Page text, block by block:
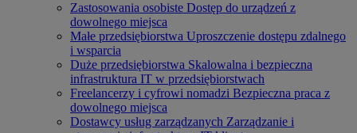
Zastosowania osobiste Dostęp do urządzeń z
dowolnego miejsca
Małe przedsiębiorstwa Uproszczenie dostępu zdalnego
i wsparcia
Duże przedsiębiorstwa Skalowalna i bezpieczna
infrastruktura IT w przedsiębiorstwach
Freelancerzy i cyfrowi nomadzi Bezpieczna praca z
dowolnego miejsca
Dostawcy usług zarządzanych Zarządzanie i